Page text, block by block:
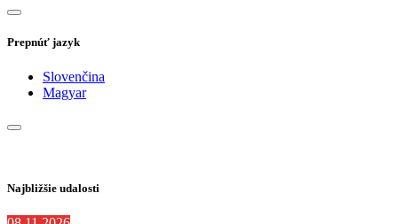
Prepnúť jazyk
Slovenčina
Magyar
Najbližšie udalosti